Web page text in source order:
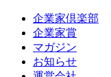
企業家倶楽部
企業家賞
マガジン
お知らせ